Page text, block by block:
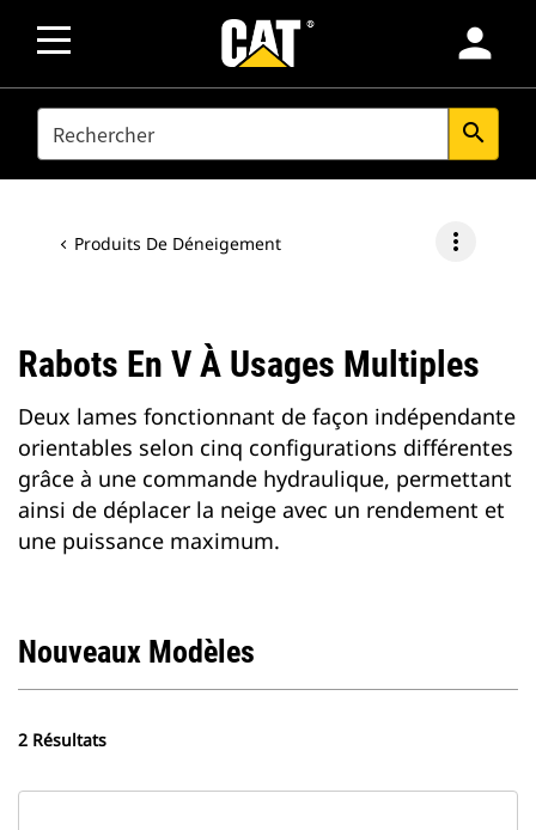
person
SEARCH search
Produits De Déneigement more_vert
Rabots En V À Usages Multiples
Deux lames fonctionnant de façon indépendante
orientables selon cinq configurations différentes
grâce à une commande hydraulique, permettant
ainsi de déplacer la neige avec un rendement et
une puissance maximum.
Nouveaux Modèles
2 Résultats